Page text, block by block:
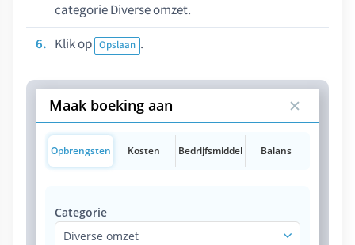
categorie Diverse omzet.
Klik op Opslaan .
Maak boeking aan
Opbrengsten Kosten Bedrijfsmiddel Balans
Categorie
Diverse omzet